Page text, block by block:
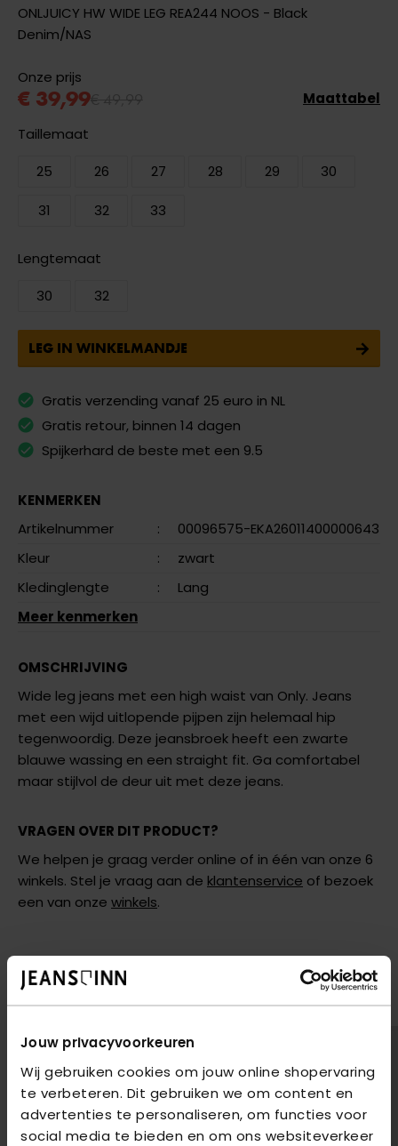
Jouw privacyvoorkeuren
Wij gebruiken cookies om jouw online shopervaring
te verbeteren. Dit gebruiken we om content en
advertenties te personaliseren, om functies voor
social media te bieden en om ons websiteverkeer
ONLJUICY HW WIDE LEG REA244 NOOS - Black
Denim/NAS
Onze prijs
€ 39,99
Taillemaat
25
26 27 28 29 30
31 32 33
Lengtemaat
30
32
Maattabel
LEG IN WINKELMANDJE
Gratis verzending vanaf 25 euro in NL
Gratis retour, binnen 14 dagen
Spijkerhard de beste met een 9.5
KENMERKEN
Artikelnummer
:
00096575-EKA26011400000643
Kleur
:
zwart
Kledinglengte
:
Lang
Meer kenmerken
OMSCHRIJVING
Wide leg jeans met een high waist van Only. Jeans
met een wijd uitlopende pijpen zijn helemaal hip
tegenwoordig. Deze jeansbroek heeft een zwarte
blauwe wassing en een straight fit. Ga comfortabel
maar stijlvol de deur uit met deze jeans.
VRAGEN OVER DIT PRODUCT?
We helpen je graag verder online of in één van onze 6
winkels. Stel je vraag aan de klantenservice of bezoek
een van onze winkels.
AANBEVOLEN VOOR JOU
shop hier de meest recente jeans van Only